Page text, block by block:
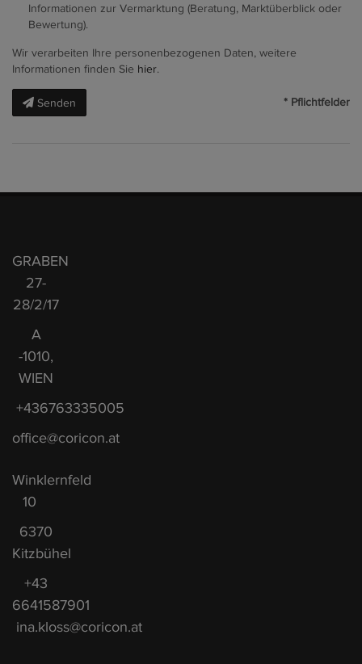
Informationen zur Vermarktung (Beratung, Marktüberblick oder
Bewertung).
Wir verarbeiten Ihre personenbezogenen Daten, weitere
Informationen finden Sie hier.
Senden * Pflichtfelder
GRABEN
27-
28/2/17
A
-1010,
WIEN
+436763335005
office@coricon.at
Winklernfeld
10
6370
Kitzbühel
+43
6641587901
ina.kloss@coricon.at